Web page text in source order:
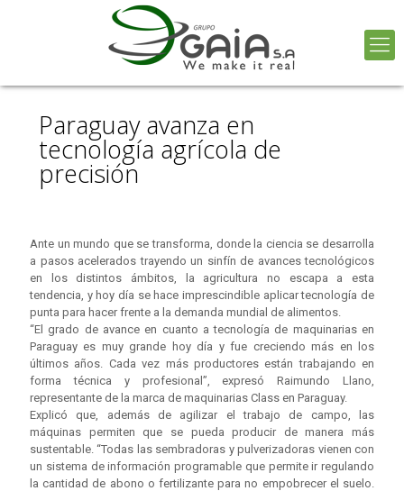
Paraguay avanza en
tecnología agrícola de
precisión
Ante un mundo que se transforma, donde la ciencia se desarrolla
a pasos acelerados trayendo un sinfín de avances tecnológicos
en los distintos ámbitos, la agricultura no escapa a esta
tendencia, y hoy día se hace imprescindible aplicar tecnología de
punta para hacer frente a la demanda mundial de alimentos.
“El grado de avance en cuanto a tecnología de maquinarias en
Paraguay es muy grande hoy día y fue creciendo más en los
últimos años. Cada vez más productores están trabajando en
forma técnica y profesional”, expresó Raimundo Llano,
representante de la marca de maquinarias Class en Paraguay.
Explicó que, además de agilizar el trabajo de campo, las
máquinas permiten que se pueda producir de manera más
sustentable. “Todas las sembradoras y pulverizadoras vienen con
un sistema de información programable que permite ir regulando
la cantidad de abono o fertilizante para no empobrecer el suelo.